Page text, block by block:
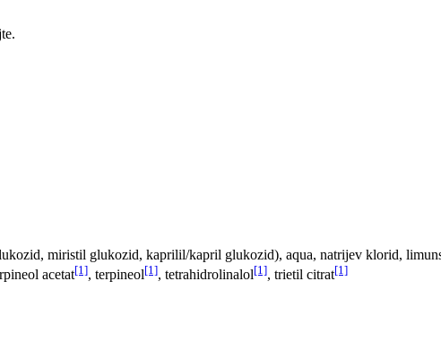
miristil glukozid, kaprilil/kapril glukozid), aqua, natrijev klorid,
acetat[1], terpineol[1], tetrahidrolinalol[1], trietil citrat[1]